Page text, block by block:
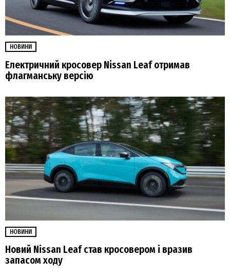
НОВИНИ
Електричний кросовер Nissan Leaf отримав
флагманську версію
НОВИНИ
Новий Nissan Leaf став кросовером і вразив
запасом ходу